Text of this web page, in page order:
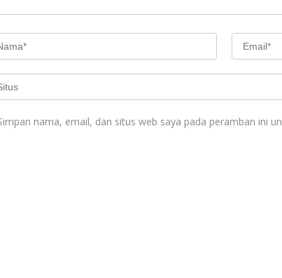
nama, email, dan situs web saya pada peramban ini